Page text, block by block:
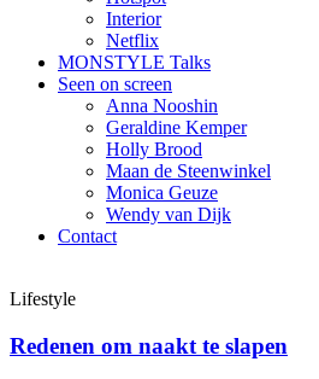
Interior
Netflix
MONSTYLE Talks
Seen on screen
Anna Nooshin
Geraldine Kemper
Holly Brood
Maan de Steenwinkel
Monica Geuze
Wendy van Dijk
Contact
Lifestyle
Redenen om naakt te slapen